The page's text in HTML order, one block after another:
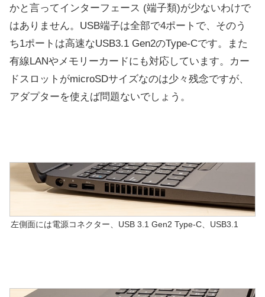
かと言ってインターフェース (端子類)が少ないわけで
はありません。USB端子は全部で4ポートで、そのう
ち1ポートは高速なUSB3.1 Gen2のType-Cです。また
有線LANやメモリーカードにも対応しています。カー
ドスロットがmicroSDサイズなのは少々残念ですが、
アダプターを使えば問題ないでしょう。
左側面には電源コネクター、USB 3.1 Gen2 Type-C、USB3.1